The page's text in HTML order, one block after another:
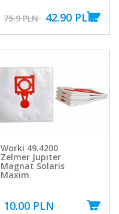
75.9 PLN 42.90 PLN
Worki 49.4200
Zelmer Jupiter
Magnat Solaris
Maxim
10.00 PLN